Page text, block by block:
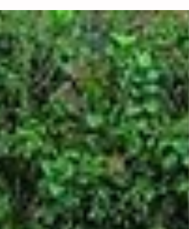
como un mosaico de contrastes
profundos a nivel global, donde la fe no
solo se vive en los templos, sino que se
traslada a las calles, los desiertos y hasta
las zonas de guerra. Desde las promesas
extremas de los peregrinos en
hasta las restricciones políticas en Tierra
Santa, los católicos han demostrado que,
como bien sabemos los mexicanos,
cuando se trata de defender una
y es